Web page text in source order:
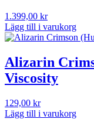
1.399,00 kr
Lägg till i varukorg
Alizarin
Viscosity
129,00 kr
Lägg till i varukorg